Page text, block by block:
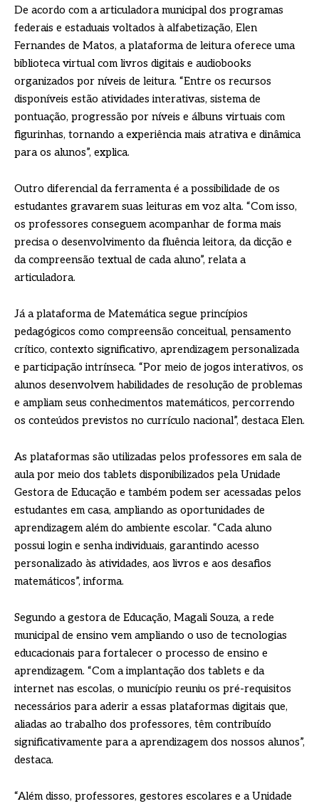
De acordo com a articuladora municipal dos programas
federais e estaduais voltados à alfabetização, Elen
Fernandes de Matos, a plataforma de leitura oferece uma
biblioteca virtual com livros digitais e audiobooks
organizados por níveis de leitura. “Entre os recursos
disponíveis estão atividades interativas, sistema de
pontuação, progressão por níveis e álbuns virtuais com
figurinhas, tornando a experiência mais atrativa e dinâmica
para os alunos”, explica.
Outro diferencial da ferramenta é a possibilidade de os
estudantes gravarem suas leituras em voz alta. “Com isso,
os professores conseguem acompanhar de forma mais
precisa o desenvolvimento da fluência leitora, da dicção e
da compreensão textual de cada aluno”, relata a
articuladora.
Já a plataforma de Matemática segue princípios
pedagógicos como compreensão conceitual, pensamento
crítico, contexto significativo, aprendizagem personalizada
e participação intrínseca. “Por meio de jogos interativos, os
alunos desenvolvem habilidades de resolução de problemas
e ampliam seus conhecimentos matemáticos, percorrendo
os conteúdos previstos no currículo nacional”, destaca Elen.
As plataformas são utilizadas pelos professores em sala de
aula por meio dos tablets disponibilizados pela Unidade
Gestora de Educação e também podem ser acessadas pelos
estudantes em casa, ampliando as oportunidades de
aprendizagem além do ambiente escolar. “Cada aluno
possui login e senha individuais, garantindo acesso
personalizado às atividades, aos livros e aos desafios
matemáticos”, informa.
Segundo a gestora de Educação, Magali Souza, a rede
municipal de ensino vem ampliando o uso de tecnologias
educacionais para fortalecer o processo de ensino e
aprendizagem. “Com a implantação dos tablets e da
internet nas escolas, o município reuniu os pré-requisitos
necessários para aderir a essas plataformas digitais que,
aliadas ao trabalho dos professores, têm contribuído
significativamente para a aprendizagem dos nossos alunos”,
destaca.
“Além disso, professores, gestores escolares e a Unidade